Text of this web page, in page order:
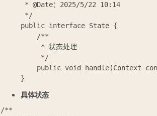
* @Date：2025/5/22 10:14
*/
public interface State {
    /**
     * 状态处理
     */
public void handle(Context
具体状态
/**